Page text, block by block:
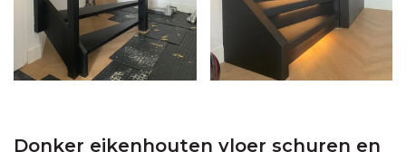
Donker eikenhouten vloer schuren en